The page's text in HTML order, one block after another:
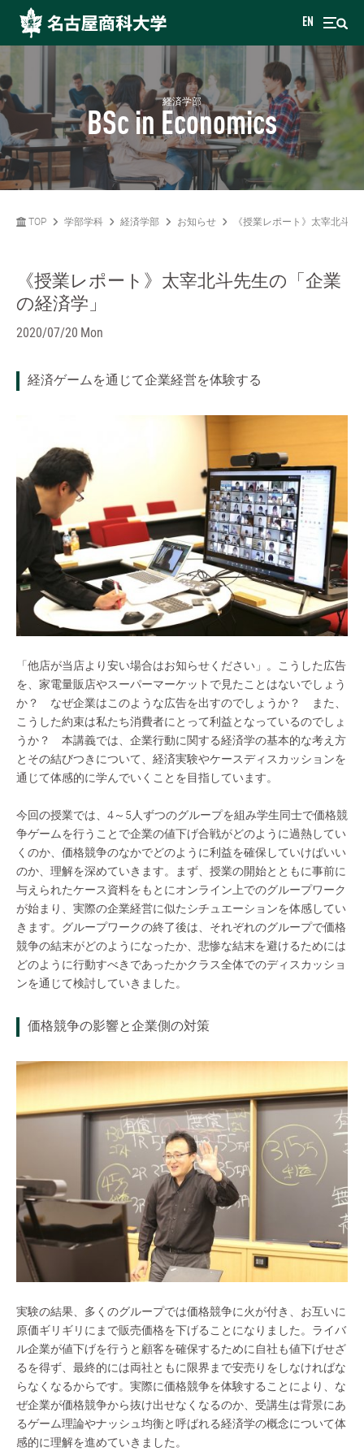
EN
経済学部
BSc in Economics
TOP 学部学科 経済学部 お知らせ 《授業レポート》太宰北斗
《授業レポート》太宰北斗先生の「企業
の経済学」
2020/07/20 Mon
経済ゲームを通じて企業経営を体験する
「他店が当店より安い場合はお知らせください」。こうした広告
を、家電量販店やスーパーマーケットで見たことはないでしょう
か？ なぜ企業はこのような広告を出すのでしょうか？ また、
こうした約束は私たち消費者にとって利益となっているのでしょ
うか？ 本講義では、企業行動に関する経済学の基本的な考え方
とその結びつきについて、経済実験やケースディスカッションを
通じて体感的に学んでいくことを目指しています。
今回の授業では、4～5人ずつのグループを組み学生同士で価格競
争ゲームを行うことで企業の値下げ合戦がどのように過熱してい
くのか、価格競争のなかでどのように利益を確保していけばいい
のか、理解を深めていきます。まず、授業の開始とともに事前に
与えられたケース資料をもとにオンライン上でのグループワーク
が始まり、実際の企業経営に似たシチュエーションを体感してい
きます。グループワークの終了後は、それぞれのグループで価格
競争の結末がどのようになったか、悲惨な結末を避けるためには
どのように行動すべきであったかクラス全体でのディスカッショ
ンを通じて検討していきました。
価格競争の影響と企業側の対策
実験の結果、多くのグループでは価格競争に火が付き、お互いに
原価ギリギリにまで販売価格を下げることになりました。ライバ
ル企業が値下げを行うと顧客を確保するために自社も値下げせざ
るを得ず、最終的には両社ともに限界まで安売りをしなければな
らなくなるからです。実際に価格競争を体験することにより、な
ぜ企業が価格競争から抜け出せなくなるのか、受講生は背景にあ
るゲーム理論やナッシュ均衡と呼ばれる経済学の概念について体
感的に理解を進めていきました。